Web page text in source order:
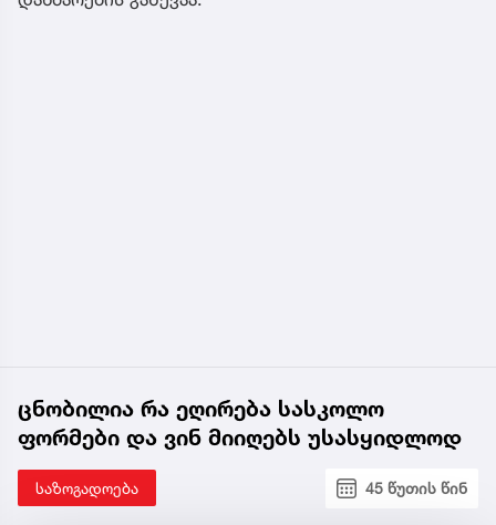
ცნობილია რა ეღირება სასკოლო
ფორმები და ვინ მიიღებს უსასყიდლოდ
საზოგადოება 45 წუთის წინ